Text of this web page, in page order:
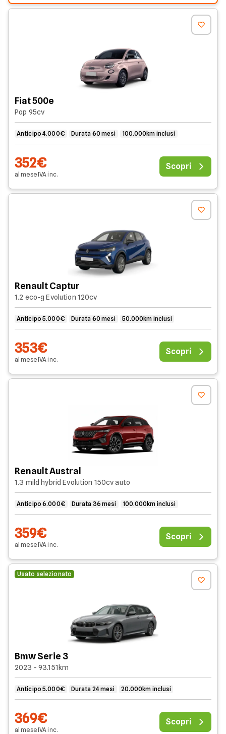
Fiat 500e
Pop 95cv
Anticipo 4.000€ Durata 60 mesi 100.000km inclusi
352€
al meseIVAinc.
Scopri
Renault Captur
1.2 eco-g Evolution 120cv
Anticipo 5.000€ Durata 60 mesi 50.000km inclusi
353€
al meseIVAinc.
Scopri
Renault Austral
1.3 mild hybrid Evolution 150cv auto
Anticipo 6.000€ Durata 36 mesi 100.000km inclusi
359€
al meseIVAinc.
Scopri
Usato selezionato
Bmw Serie 3
2023 - 93.151km
Anticipo 5.000€ Durata 24 mesi 20.000km inclusi
369€
al meseIVAinc.
Scopri